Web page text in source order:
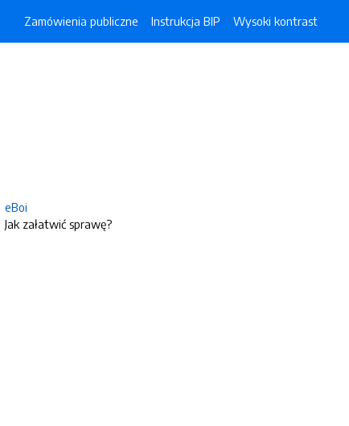
Zamówienia publiczne Instrukcja BIP Wysoki kontrast
eBoi
Jak załatwić sprawę?